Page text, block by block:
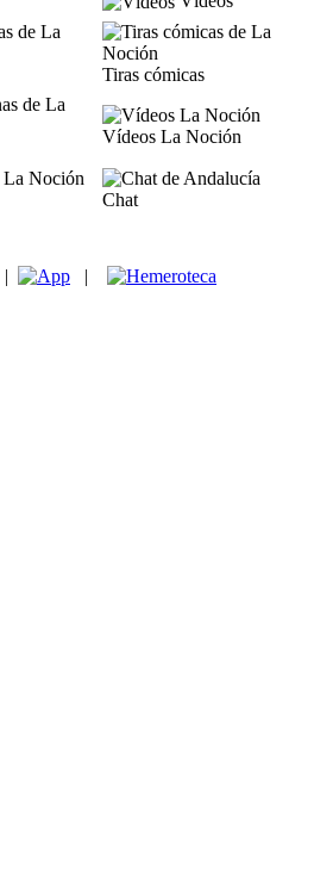
Tiras cómicas
Vídeos La Noción
Chat
| |